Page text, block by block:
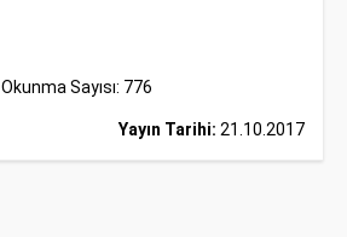
Okunma Sayısı: 776
Yayın Tarihi: 21.10.2017